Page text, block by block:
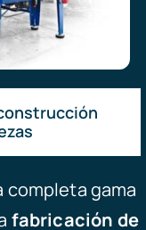
gama
fabricación de